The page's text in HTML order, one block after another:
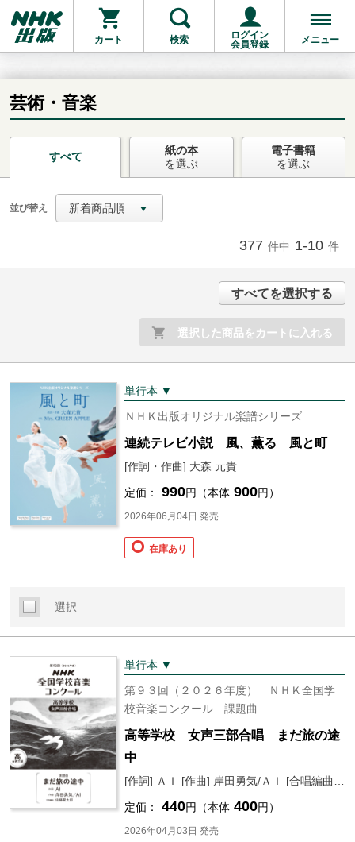
カート 検索
ログイン
会員登録
メニュー
お支払いに進む
他にも商品を買う
芸術・音楽
すべて
紙の本
を選ぶ
電子書籍
を選ぶ
並び替え 新着商品順
377 件中 1-10 件
すべてを選択する
選択した商品をカートに入れる
単行本 ▼
ＮＨＫ出版オリジナル楽譜シリーズ
連続テレビ小説 風、薫る 風と町
[作詞・作曲] 大森 元貴
定価： 990円（本体 900円）
2026年06月04日 発売
在庫あり
選択
単行本 ▼
第９３回（２０２６年度） ＮＨＫ全国学
校音楽コンクール 課題曲
高等学校 女声三部合唱 まだ旅の途
中
定価： 440円（本体 400円）
2026年04月03日 発売